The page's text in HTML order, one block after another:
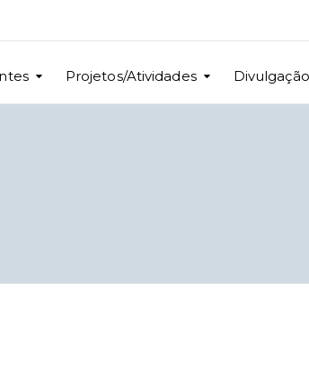
Projetos/Atividades Divulgação